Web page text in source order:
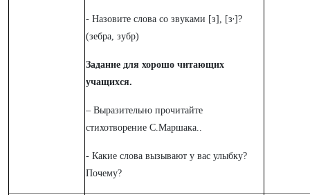
- Назовите слова со звуками [з], [з ]?
(зебра, зубр)
Задание для хорошо читающих
учащихся.
– Выразительно прочитайте
стихотворение С.Маршака..
- Какие слова вызывают у вас улыбку?
Почему?